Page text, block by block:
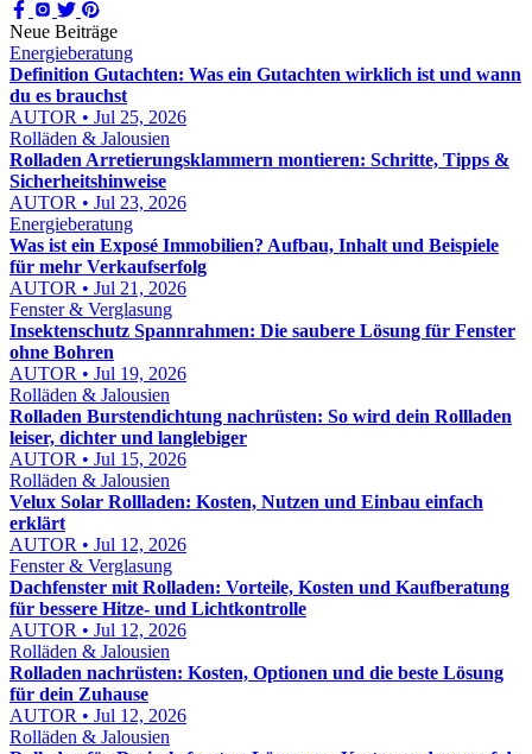
Neue Beiträge
Energieberatung
Definition Gutachten: Was ein Gutachten wirklich ist und wann
du es brauchst
AUTOR • Jul 25, 2026
Rolläden & Jalousien
Rolladen Arretierungsklammern montieren: Schritte, Tipps &
Sicherheitshinweise
AUTOR • Jul 23, 2026
Energieberatung
Was ist ein Exposé Immobilien? Aufbau, Inhalt und Beispiele
für mehr Verkaufserfolg
AUTOR • Jul 21, 2026
Fenster & Verglasung
Insektenschutz Spannrahmen: Die saubere Lösung für Fenster
ohne Bohren
AUTOR • Jul 19, 2026
Rolläden & Jalousien
Rolladen Burstendichtung nachrüsten: So wird dein Rollladen
leiser, dichter und langlebiger
AUTOR • Jul 15, 2026
Rolläden & Jalousien
Velux Solar Rollladen: Kosten, Nutzen und Einbau einfach
erklärt
AUTOR • Jul 12, 2026
Fenster & Verglasung
Dachfenster mit Rolladen: Vorteile, Kosten und Kaufberatung
für bessere Hitze- und Lichtkontrolle
AUTOR • Jul 12, 2026
Rolläden & Jalousien
Rolladen nachrüsten: Kosten, Optionen und die beste Lösung
für dein Zuhause
AUTOR • Jul 12, 2026
Rolläden & Jalousien